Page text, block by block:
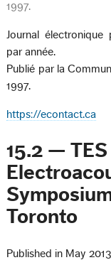
1997.
Journal électronique
par année.
Publié par la
1997.
https://econtact.ca
15.2 —
Toronto
Published in May